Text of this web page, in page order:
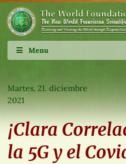
Menu
Martes, 21. diciembre
2021
¡Clara
la 5G y el